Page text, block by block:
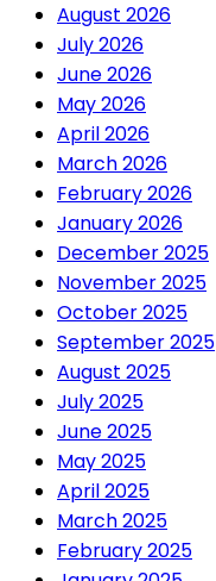
August 2026
July 2026
June 2026
May 2026
April 2026
March 2026
February 2026
January 2026
December 2025
November 2025
October 2025
September 2025
August 2025
July 2025
June 2025
May 2025
April 2025
March 2025
February 2025